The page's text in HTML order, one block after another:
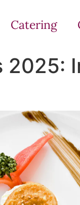
Catering
2025: